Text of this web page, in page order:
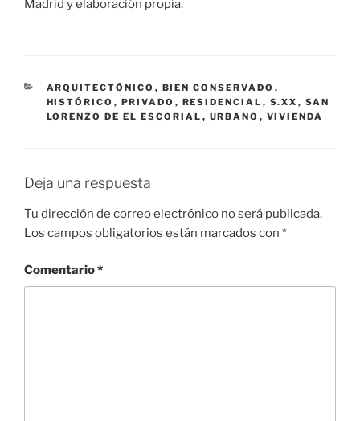
Madrid y elaboración propia.
CATEGORÍAS
ARQUITECTÓNICO , BIEN CONSERVADO ,
HISTÓRICO , PRIVADO , RESIDENCIAL , S.XX , SAN
LORENZO DE EL ESCORIAL , URBANO , VIVIENDA
Deja una respuesta
Tu dirección de correo electrónico no será publicada.
Los campos obligatorios están marcados con *
Comentario*